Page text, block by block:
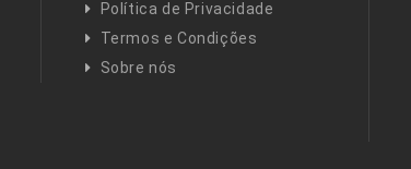
Política de Privacidade
Termos e Condições
Sobre nós